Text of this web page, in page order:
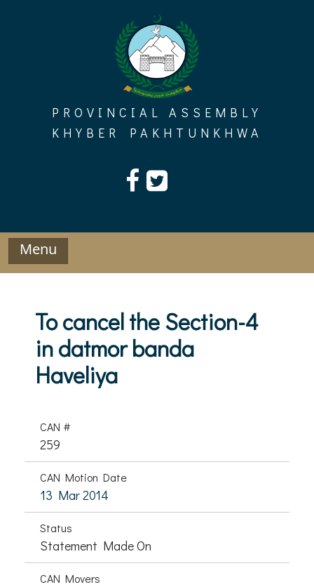
PROVINCIAL ASSEMBLY
KHYBER PAKHTUNKHWA
Menu
To cancel the Section-4
in datmor banda
Haveliya
CAN #
259
CAN Motion Date
13 Mar 2014
Status
Statement Made On
CAN Movers